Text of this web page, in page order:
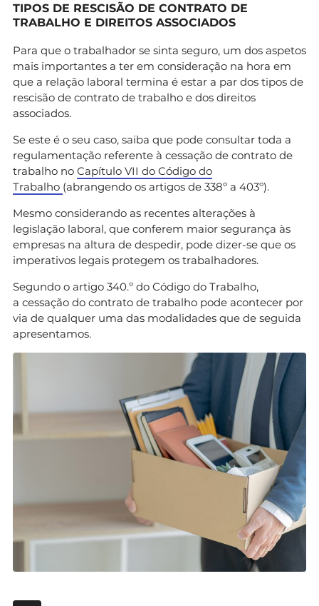
TIPOS DE RESCISÃO DE CONTRATO DE
TRABALHO E DIREITOS ASSOCIADOS
Para que o trabalhador se sinta seguro, um dos aspetos
mais importantes a ter em consideração na hora em
que a relação laboral termina é estar a par dos tipos de
rescisão de contrato de trabalho e dos direitos
associados.
Se este é o seu caso, saiba que pode consultar toda a
regulamentação referente à cessação de contrato de
trabalho no Capítulo VII do Código do
Trabalho (abrangendo os artigos de 338º a 403º).
Mesmo considerando as recentes alterações à
legislação laboral, que conferem maior segurança às
empresas na altura de despedir, pode dizer-se que os
imperativos legais protegem os trabalhadores.
Segundo o artigo 340.º do Código do Trabalho,
a cessação do contrato de trabalho pode acontecer por
via de qualquer uma das modalidades que de seguida
apresentamos.